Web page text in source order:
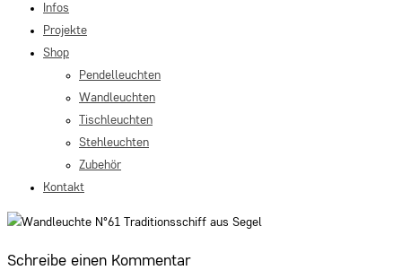
Infos
Projekte
Shop
Pendelleuchten
Wandleuchten
Tischleuchten
Stehleuchten
Zubehör
Kontakt
Schreibe einen Kommentar